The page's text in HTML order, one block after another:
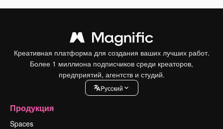
Креативная платформа для создания ваших лучших работ.
Более 1 миллиона подписчиков среди креаторов,
предприятий, агентств и студий.
Pусский
Продукция
Spaces